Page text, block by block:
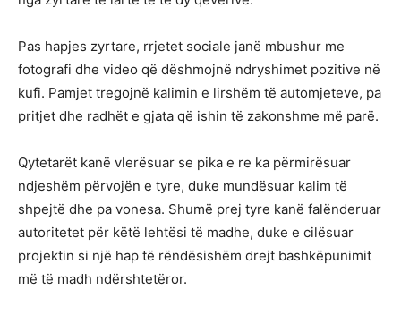
Pas hapjes zyrtare, rrjetet sociale janë mbushur me
fotografi dhe video që dëshmojnë ndryshimet pozitive në
kufi. Pamjet tregojnë kalimin e lirshëm të automjeteve, pa
pritjet dhe radhët e gjata që ishin të zakonshme më parë.
Qytetarët kanë vlerësuar se pika e re ka përmirësuar
ndjeshëm përvojën e tyre, duke mundësuar kalim të
shpejtë dhe pa vonesa. Shumë prej tyre kanë falënderuar
autoritetet për këtë lehtësi të madhe, duke e cilësuar
projektin si një hap të rëndësishëm drejt bashkëpunimit
më të madh ndërshtetëror.